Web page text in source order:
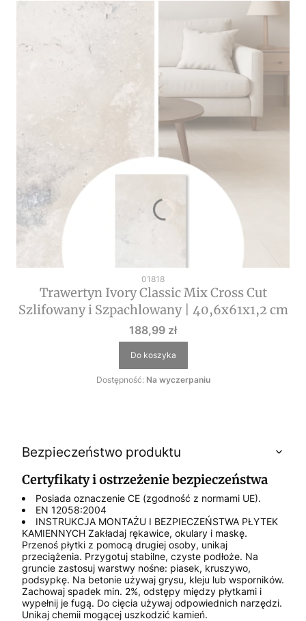
Kod produktu
01818
Trawertyn Ivory Classic Mix Cross Cut
Szlifowany i Szpachlowany | 40,6x61x1,2 cm
Cena
188,99 zł
Do koszyka
Dostępność: Na wyczerpaniu
Bezpieczeństwo produktu
Certyfikaty i ostrzeżenie bezpieczeństwa
Posiada oznaczenie CE (zgodność z normami UE).
EN 12058:2004
INSTRUKCJA MONTAŻU I BEZPIECZEŃSTWA PŁYTEK
KAMIENNYCH Zakładaj rękawice, okulary i maskę.
Przenoś płytki z pomocą drugiej osoby, unikaj
przeciążenia. Przygotuj stabilne, czyste podłoże. Na
gruncie zastosuj warstwy nośne: piasek, kruszywo,
podsypkę. Na betonie używaj grysu, kleju lub wsporników.
Zachowaj spadek min. 2%, odstępy między płytkami i
wypełnij je fugą. Do cięcia używaj odpowiednich narzędzi.
Unikaj chemii mogącej uszkodzić kamień.